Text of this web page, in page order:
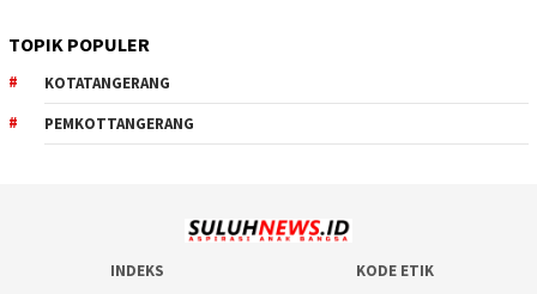
TOPIK POPULER
KOTATANGERANG
PEMKOTTANGERANG
INDEKS
KODE ETIK